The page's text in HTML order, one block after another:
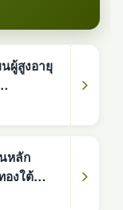
ผู้สูงอายุ
หลัก
งใต้